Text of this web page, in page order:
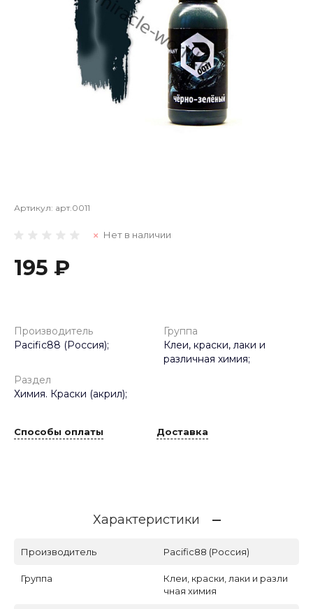
Артикул: арт.0011
Нет в наличии
195 ₽
Производитель
Pacific88 (Россия);
Группа
Клеи, краски, лаки и
различная химия;
Раздел
Химия. Краски (акрил);
Способы оплаты Доставка
Характеристики
Производитель Pacific88 (Россия)
Группа
Клеи, краски, лаки и разли
чная химия